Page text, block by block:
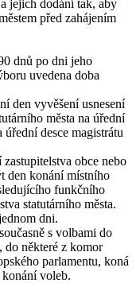
jejich dodání tak, aby
před zahájením
dnů po dni jeho
uvedena doba
den vyvěšení usnesení
města na úřední
desce magistrátu
obce nebo
den konání místního
funkčního
statutárního města.
dni.
s volbami do
do některé z komor
parlamentu, koná
konání voleb.